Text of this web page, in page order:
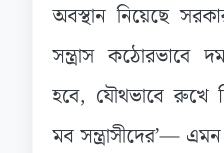
অবস্থান নিয়েছে
সন্ত্রাস কঠোরভাবে
হবে, যৌথভাবে রুখে
মব সন্ত্রাসীদের’— এমন